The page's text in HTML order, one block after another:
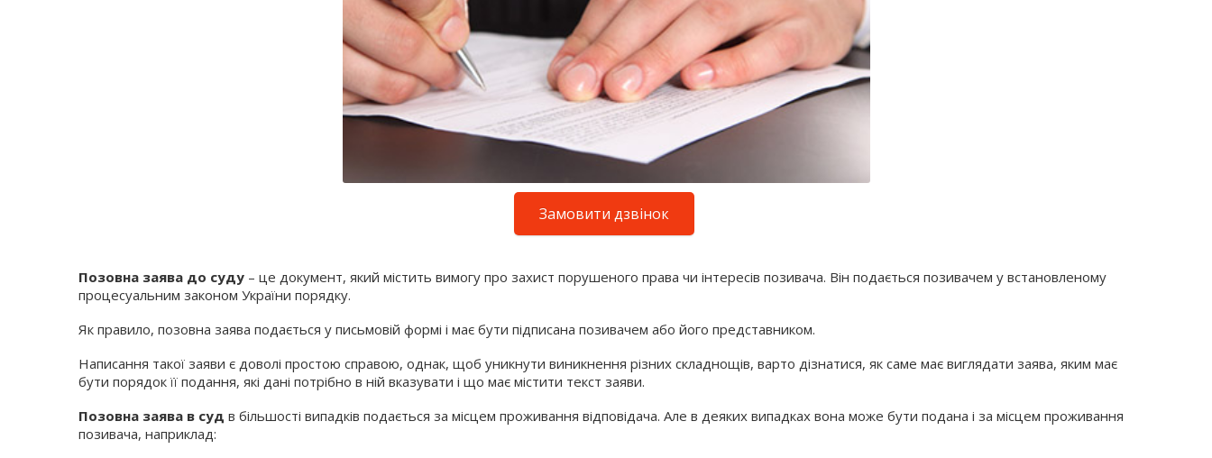
Замовити дзвінок
Позовна заява до суду – це документ, який містить вимогу про захист порушеного права чи інтересів позивача. Він подається позивачем у встановленому
процесуальним законом України порядку.
Як правило, позовна заява подається у письмовій формі і має бути підписана позивачем або його представником.
Написання такої заяви є доволі простою справою, однак, щоб уникнути виникнення різних складнощів, варто дізнатися, як саме має виглядати заява, яким має
бути порядок її подання, які дані потрібно в ній вказувати і що має містити текст заяви.
Позовна заява в суд в більшості випадків подається за місцем проживання відповідача. Але в деяких випадках вона може бути подана і за місцем проживання
позивача, наприклад: